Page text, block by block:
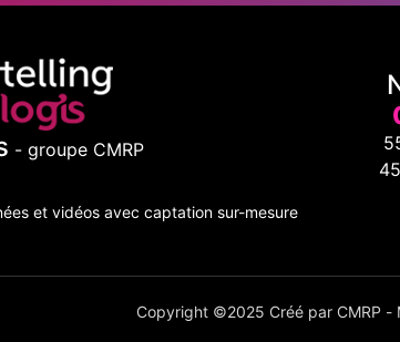
- groupe CMRP
et vidéos avec captation sur-mesure
Copyright ©2025 Créé par CMRP -